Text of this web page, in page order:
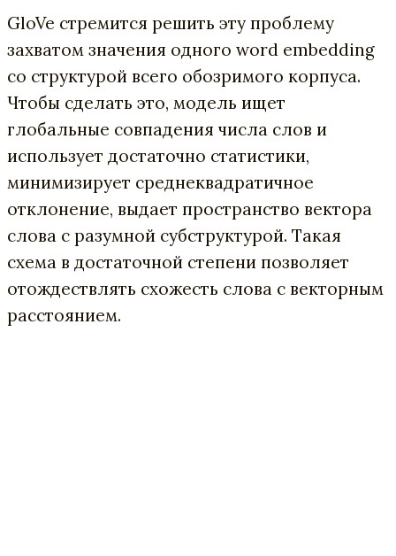
GloVe стремится решить эту проблему
захватом значения одного word embedding
со структурой всего обозримого корпуса.
Чтобы сделать это, модель ищет
глобальные совпадения числа слов и
использует достаточно статистики,
минимизирует среднеквадратичное
отклонение, выдает пространство вектора
слова с разумной субструктурой. Такая
схема в достаточной степени позволяет
отождествлять схожесть слова с векторным
расстоянием.